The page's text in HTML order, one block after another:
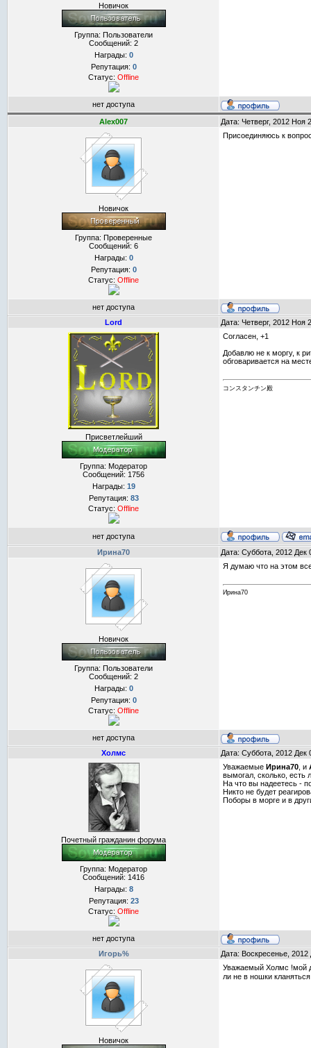
Новичок
Группа: Пользователи
Сообщений: 2
Награды: 0
Репутация: 0
Статус: Offline
нет доступа
Alex007 Дата: Четверг, 2012
Новичок
Группа: Проверенные
Сообщений: 6
Награды: 0
Репутация: 0
Статус: Offline
Присоединяюсь к
нет доступа
Lord
Дата: Четверг, 2012
Присветлейший
Группа: Модератор
Сообщений: 1756
Награды: 19
Репутация: 83
Статус: Offline
Согласен, +1
Добавлю не к моргу, к
обговаривается на
コンスタンチン殿
нет доступа
Ирина70
Дата: Суббота, 2012
Новичок
Группа: Пользователи
Сообщений: 2
Награды: 0
Репутация: 0
Статус: Offline
Я думаю что на этом
Ирина70
нет доступа
Холмс
Дата: Суббота, 2012
Почетный гражданин форума
Группа: Модератор
Сообщений: 1416
Награды: 8
Репутация: 23
Статус: Offline
Уважаемые Ирина70 , и
вымогал, сколько, есть
На что вы надеетесь -
Никто не будет
Поборы в морге и в
нет доступа
Игорь%
Дата: Воскресенье,
Новичок
Уважаемый Холмс !мой
ли не в ношки